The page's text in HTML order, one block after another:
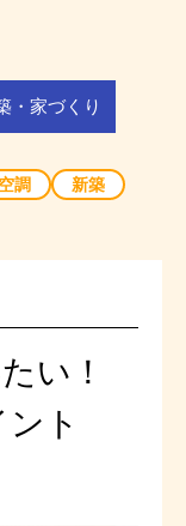
・家づくり
調 新築
い！
ト